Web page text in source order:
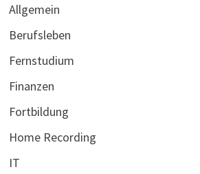
Allgemein
Berufsleben
Fernstudium
Finanzen
Fortbildung
Home Recording
IT